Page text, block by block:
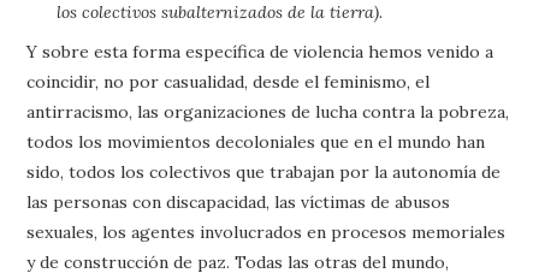
los colectivos subalternizados de la tierra).
Y sobre esta forma específica de violencia hemos venido a
coincidir, no por casualidad, desde el feminismo, el
antirracismo, las organizaciones de lucha contra la pobreza,
todos los movimientos decoloniales que en el mundo han
sido, todos los colectivos que trabajan por la autonomía de
las personas con discapacidad, las víctimas de abusos
sexuales, los agentes involucrados en procesos memoriales
y de construcción de paz. Todas las otras del mundo,